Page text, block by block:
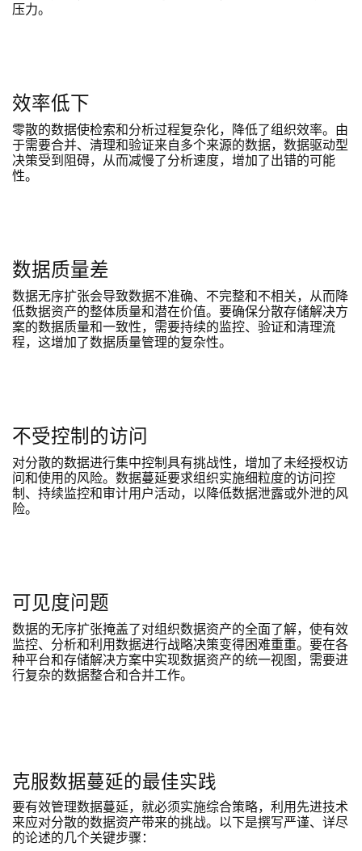
压力。
效率低下
零散的数据使检索和分析过程复杂化，降低了组织效率。由
于需要合并、清理和验证来自多个来源的数据，数据驱动型
决策受到阻碍，从而减慢了分析速度，增加了出错的可能
性。
数据质量差
数据无序扩张会导致数据不准确、不完整和不相关，从而降
低数据资产的整体质量和潜在价值。要确保分散存储解决方
案的数据质量和一致性，需要持续的监控、验证和清理流
程，这增加了数据质量管理的复杂性。
不受控制的访问
对分散的数据进行集中控制具有挑战性，增加了未经授权访
问和使用的风险。数据蔓延要求组织实施细粒度的访问控
制、持续监控和审计用户活动，以降低数据泄露或外泄的风
险。
可见度问题
数据的无序扩张掩盖了对组织数据资产的全面了解，使有效
监控、分析和利用数据进行战略决策变得困难重重。要在各
种平台和存储解决方案中实现数据资产的统一视图，需要进
行复杂的数据整合和合并工作。
克服数据蔓延的最佳实践
要有效管理数据蔓延，就必须实施综合策略，利用先进技术
来应对分散的数据资产带来的挑战。以下是撰写严谨、详尽
的论述的几个关键步骤：